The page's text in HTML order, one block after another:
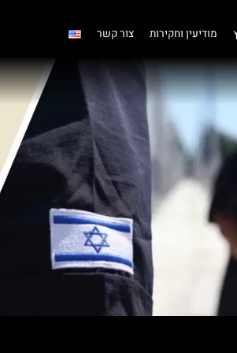
מודיעין וחקירות צור קשר